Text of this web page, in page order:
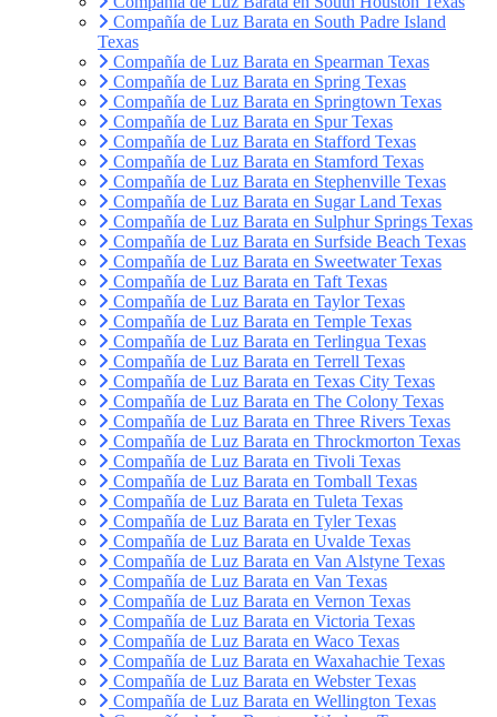
Compañía de Luz Barata en South Padre Island
Texas
Compañía de Luz Barata en Spearman Texas
Compañía de Luz Barata en Spring Texas
Compañía de Luz Barata en Springtown Texas
Compañía de Luz Barata en Spur Texas
Compañía de Luz Barata en Stafford Texas
Compañía de Luz Barata en Stamford Texas
Compañía de Luz Barata en Stephenville Texas
Compañía de Luz Barata en Sugar Land Texas
Compañía de Luz Barata en Sulphur Springs Texas
Compañía de Luz Barata en Surfside Beach Texas
Compañía de Luz Barata en Sweetwater Texas
Compañía de Luz Barata en Taft Texas
Compañía de Luz Barata en Taylor Texas
Compañía de Luz Barata en Temple Texas
Compañía de Luz Barata en Terlingua Texas
Compañía de Luz Barata en Terrell Texas
Compañía de Luz Barata en Texas City Texas
Compañía de Luz Barata en The Colony Texas
Compañía de Luz Barata en Three Rivers Texas
Compañía de Luz Barata en Throckmorton Texas
Compañía de Luz Barata en Tivoli Texas
Compañía de Luz Barata en Tomball Texas
Compañía de Luz Barata en Tuleta Texas
Compañía de Luz Barata en Tyler Texas
Compañía de Luz Barata en Uvalde Texas
Compañía de Luz Barata en Van Alstyne Texas
Compañía de Luz Barata en Van Texas
Compañía de Luz Barata en Vernon Texas
Compañía de Luz Barata en Victoria Texas
Compañía de Luz Barata en Waco Texas
Compañía de Luz Barata en Waxahachie Texas
Compañía de Luz Barata en Webster Texas
Compañía de Luz Barata en Wellington Texas